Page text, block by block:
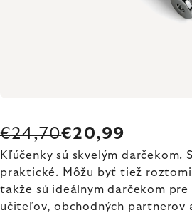
€24,70€20,99
Kľúčenky sú skvelým darčekom.
praktické. Môžu byť tiež
takže sú ideálnym darčekom
učiteľov, obchodných partnerov